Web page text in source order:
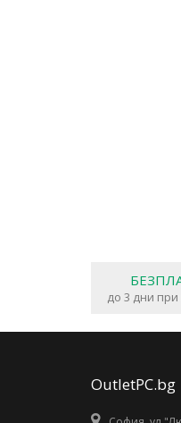
до 3 дни
OutletPC.bg